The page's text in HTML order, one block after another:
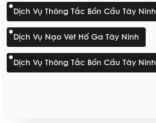
Dịch Vụ Thông Tắc Bồn Cầu Tây Ninh
Dịch Vụ Nạo Vét Hố Ga Tây Ninh
Dịch Vụ Thông Tắc Bồn Cầu Tây Ninh